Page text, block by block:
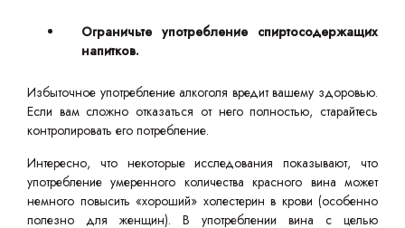
Ограничьте употребление спиртосодержащих
напитков.
Избыточное употребление алкоголя вредит вашему здоровью.
Если вам сложно отказаться от него полностью, старайтесь
контролировать его потребление.
Интересно, что некоторые исследования показывают, что
употребление умеренного количества красного вина может
немного повысить «хороший» холестерин в крови (особенно
полезно для женщин). В употреблении вина с целью